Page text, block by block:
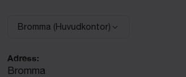
Välj anläggning:
Bromma (Huvudkontor)
Adress:
Bromma